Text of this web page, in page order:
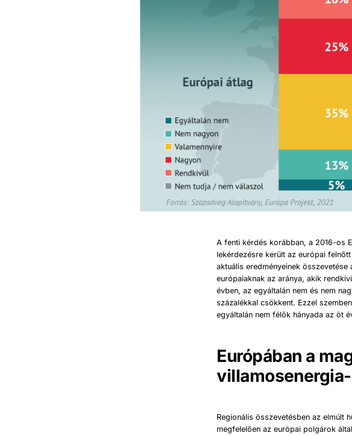
A fenti kérdés korábban, a 2016-os
lekérdezésre került az európai
aktuális eredményeinek
európaiaknak az aránya, akik
évben, az egyáltalán nem és nem
százalékkal csökkent. Ezzel
egyáltalán nem félők hányada az öt
Európában a
Regionális összevetésben az elmúlt
megfelelően az európai polgárok